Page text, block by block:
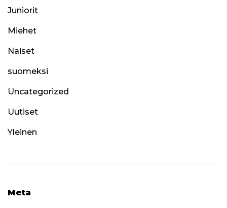
Juniorit
Miehet
Naiset
suomeksi
Uncategorized
Uutiset
Yleinen
Meta